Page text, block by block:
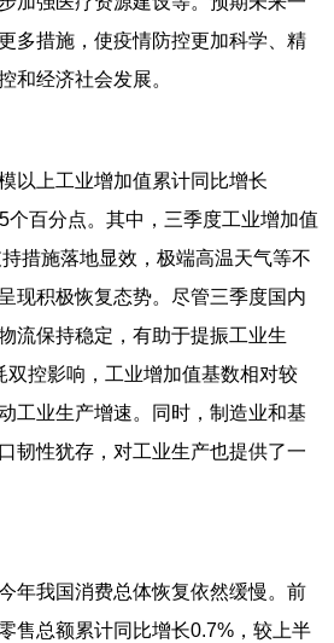
多措施，使疫情防控更加科学、精
和经济社会发展。
以上工业增加值累计同比增长
个百分点。其中，三季度工业增加值
措施落地显效，极端高温天气等不
现积极恢复态势。尽管三季度国内
流保持稳定，有助于提振工业生
双控影响，工业增加值基数相对较
工业生产增速。同时，制造业和基
韧性犹存，对工业生产也提供了一
年我国消费总体恢复依然缓慢。前
售总额累计同比增长0.7%，较上半